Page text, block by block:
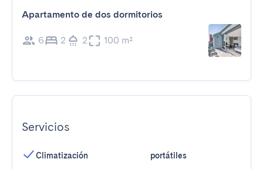
Apartamento de dos dormitorios
6 2 2 100 m²
Servicios
Climatización
portátiles